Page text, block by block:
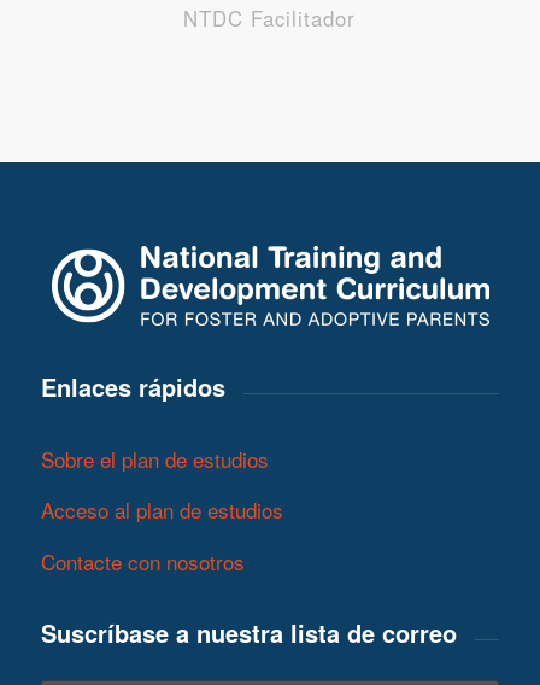
NTDC Facilitador
Enlaces rápidos
Sobre el plan de estudios
Acceso al plan de estudios
Contacte con nosotros
Suscríbase a nuestra lista de correo